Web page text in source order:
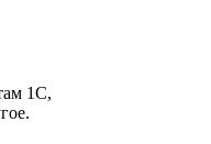
1С,